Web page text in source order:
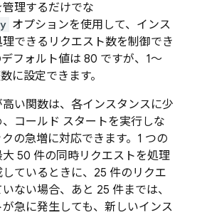
理するだけでな
オプションを使用して、インス
できるリクエスト数を制御でき
フォルト値は 80 ですが、1～
に設定できます。
い関数は、各インスタンスに少
コールド スタートを実行しな
の急増に対応できます。1 つの
50 件の同時リクエストを処理
ているときに、25 件のリクエ
ない場合、あと 25 件までは、
急に発生しても、新しいインス